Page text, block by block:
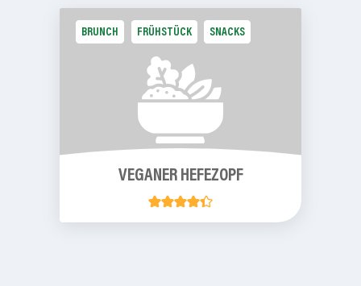
BRUNCH FRÜHSTÜCK SNACKS
VEGANER HEFEZOPF